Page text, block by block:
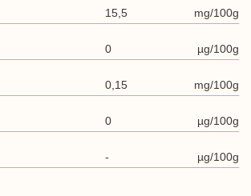
15,5 mg/100g
0 µg/100g
0,15 mg/100g
0 µg/100g
- µg/100g